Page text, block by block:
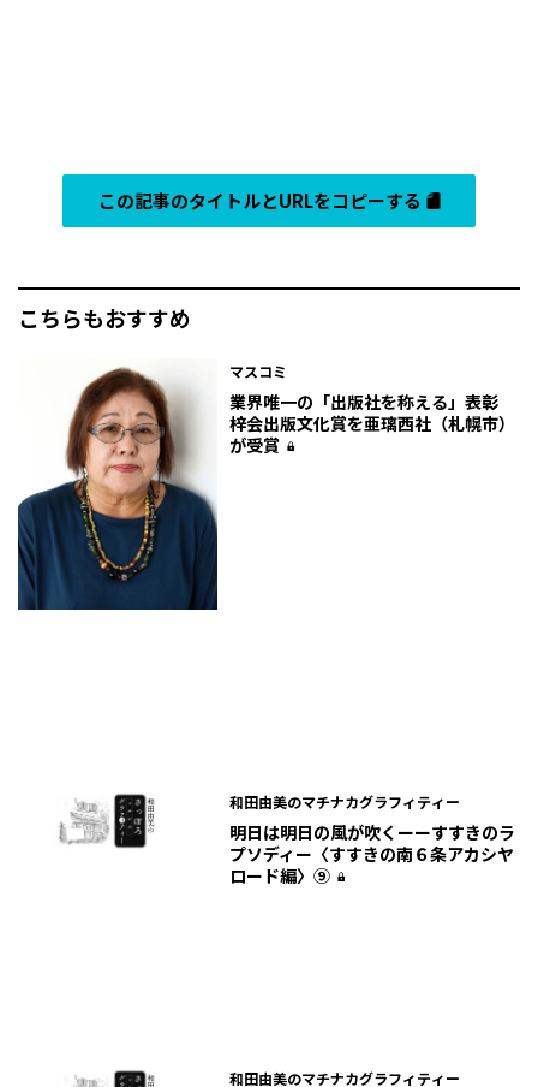
この記事のタイトルとURLをコピーする
こちらもおすすめ
マスコミ
業界唯一の「出版社を称える」表彰
梓会出版文化賞を亜璃西社（札幌市）
が受賞
和田由美のマチナカグラフィティー
明日は明日の風が吹くーーすすきのラ
プソディー〈すすきの南６条アカシヤ
ロード編〉⑨
和田由美のマチナカグラフィティー